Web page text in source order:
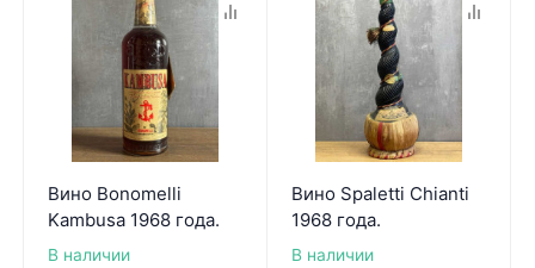
Вино Bonomelli
Kambusa 1968 года.
В наличии
Вино Spaletti Chianti
1968 года.
В наличии